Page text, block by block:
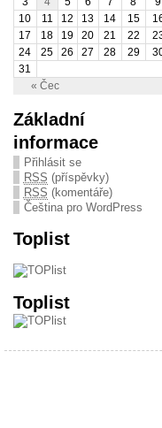
« Čec
10
11 12 13 14 15
17
18 19 20 21 22
24
25 26 27 28 29
31
Základní
informace
Přihlásit se
RSS (příspěvky)
RSS (komentáře)
Čeština pro WordPress
Toplist
Toplist